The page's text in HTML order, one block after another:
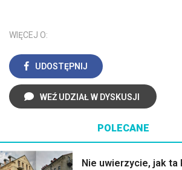
WIĘCEJ O:
UDOSTĘPNIJ
WEŹ UDZIAŁ W DYSKUSJI
POLECANE
Nie uwierzycie, jak ta